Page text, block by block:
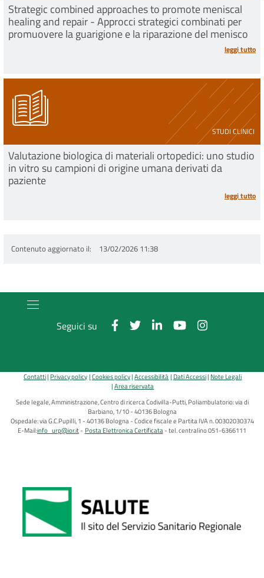
Strategic combined approaches to promote meniscal
healing and repair - Approcci strategici combinati per
promuovere la guarigione e la riparazione del menisco
leggi tutto
STUDI CLINICI
Valutazione biologica di materiali ortopedici: uno studio
in vitro su campioni di origine umana derivati da
paziente
leggi tutto
Contenuto aggiornato il 13/02/2026 11:38
Seguici su
Contatti Privacy policy Cookies policy Accessibilità Dati Accessi Note Legali
Area riservata
Sede legale, Amministrazione, Centro di ricerca Codivilla-Putti, Poliambulatorio: via di
Barbiano, 1/10 - 40136 Bologna
Ospedale: via G.C.Pupilli, 1 - 40136 Bologna - Codice fiscale e Partita IVA n. 00302030374
E-Mail:info_urp@ior.it Posta Elettronica Certificata tel. centralino 051-6366111